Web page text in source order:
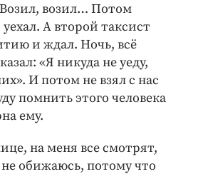
Возил, возил… Потом
А второй таксист
и ждал. Ночь, всё
«Я никуда не уеду,
И потом не взял с нас
помнить этого человека
ему.
на меня все смотрят,
обижаюсь, потому что